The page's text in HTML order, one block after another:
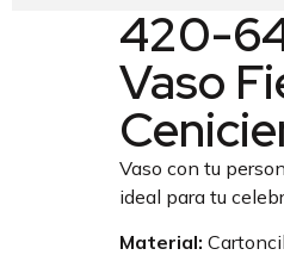
420-
Vaso
Vaso con tu
ideal para tu
Material: